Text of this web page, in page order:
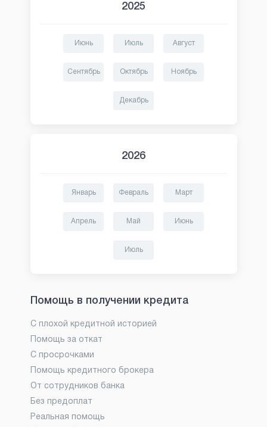
2025
Июнь Июль Август
Сентябрь Октябрь Ноябрь
Декабрь
2026
Январь Февраль Март
Апрель Май Июнь
Июль
Помощь в получении кредита
С плохой кредитной историей
Помощь за откат
С просрочками
Помощь кредитного брокера
От сотрудников банка
Без предоплат
Реальная помощь